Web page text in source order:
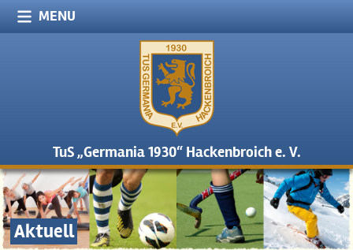
MENU
TuS „Germania 1930“ Hackenbroich e. V.
Aktuell